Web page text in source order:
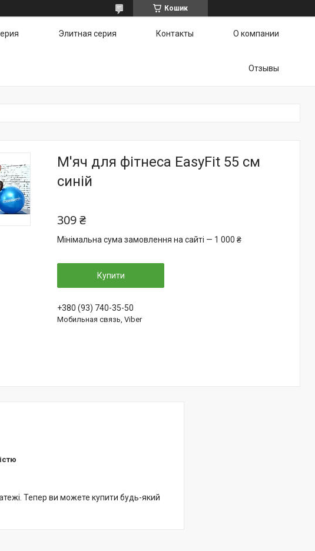
Кошик
Элитная серия Контакты О компании
Отзывы
М'яч для фітнеса EasyFit 55 см
синій
309 ₴
Мінімальна сума замовлення на сайті — 1 000 ₴
Купити
+380 (93) 740-35-50
Мобильная связь, Viber
Тепер ви можете купити будь-який